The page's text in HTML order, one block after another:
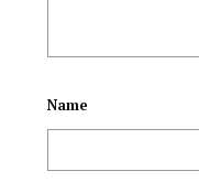
Name